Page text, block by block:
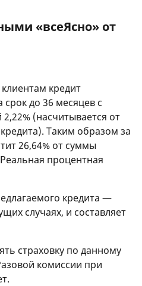
«всеЯсно» от
кредит
до 36 месяцев с
(насчитывается от
Таким образом за
26,64% от суммы
процентная
кредита —
случаях, и составляет
страховку по данному
комиссии при